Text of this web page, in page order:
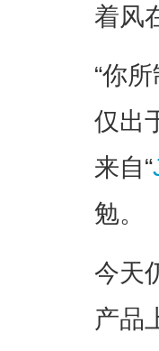
着风
“你
仅出
来自“
勉。
今天
产品